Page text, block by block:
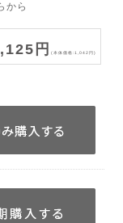
から
円 (本体価格:1,042円)